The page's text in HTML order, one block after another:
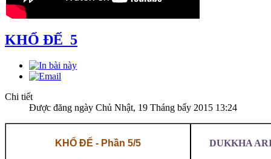
KHỔ ĐẾ_5
Chi tiết
Được đăng ngày Chủ Nhật, 19 Tháng bẩy 2015 13:24
KHỔ ĐẾ - Phần 5/5 DUKKHA